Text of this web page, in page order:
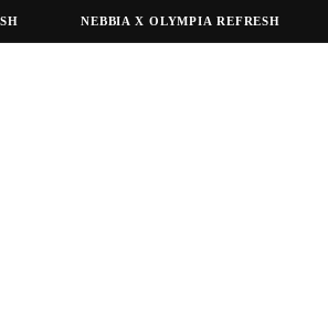
NEBBIA X OLYMPIA REFRESH